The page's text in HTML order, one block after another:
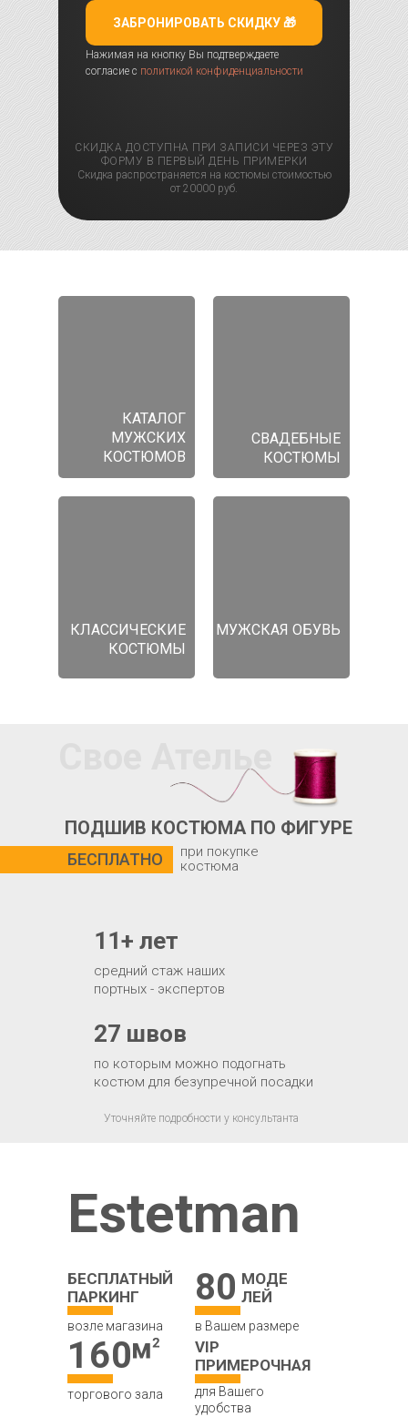
СКИДКА ДОСТУПНА ПРИ ЗАПИСИ ЧЕРЕЗ ЭТУ
ФОРМУ В ПЕРВЫЙ ДЕНЬ ПРИМЕРКИ
Скидка распространяется на костюмы стоимостью
от 20000 руб.
ЗАБРОНИРОВАТЬ СКИДКУ 🎁
Нажимая на кнопку Вы подтверждаете
согласие с политикой конфиденциальности
КАТАЛОГ
МУЖСКИХ
КОСТЮМОВ
СВАДЕБНЫЕ
КОСТЮМЫ
КЛАССИЧЕСКИЕ
КОСТЮМЫ
МУЖСКАЯ ОБУВЬ
Свое Ателье
ПОДШИВ КОСТЮМА ПО ФИГУРЕ
БЕСПЛАТНО
по которым можно подогнать
костюм для безупречной посадки
27 швов
средний стаж наших
портных - экспертов
11+ лет
при покупке
костюма
Уточняйте подробности у консультанта
Estetman
БЕСПЛАТНЫЙ
ПАРКИНГ
возле магазина
80 МОДЕ
ЛЕЙ
в Вашем размере
160
торгового зала
VIP
ПРИМЕРОЧНАЯ
для Вашего
удобства